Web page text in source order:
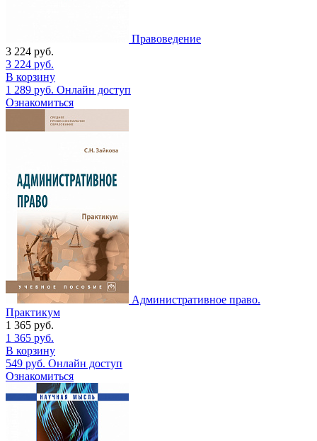
Правоведение
3 224 руб.
3 224 руб.
В корзину
1 289 руб. Онлайн доступ
Ознакомиться
Административное право.
Практикум
1 365 руб.
1 365 руб.
В корзину
549 руб. Онлайн доступ
Ознакомиться